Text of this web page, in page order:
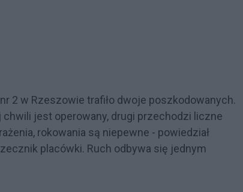
2 w Rzeszowie trafiło dwoje poszkodowanych.
jest operowany, drugi przechodzi liczne
rokowania są niepewne - powiedział
placówki. Ruch odbywa się jednym